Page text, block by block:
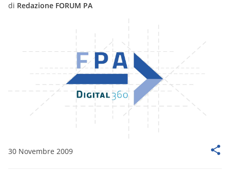
di Redazione FORUM PA
30 Novembre 2009